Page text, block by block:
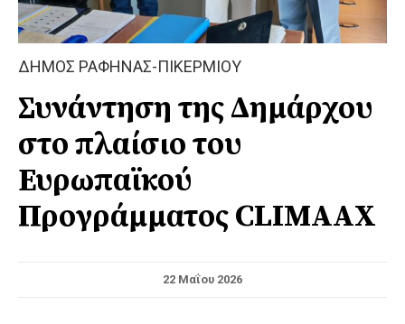
ΔΗΜΟΣ ΡΑΦΗΝΑΣ-ΠΙΚΕΡΜΙΟΥ
Συνάντηση της Δημάρχου
στο πλαίσιο του
Ευρωπαϊκού
Προγράμματος CLIMAAX
22 Μαΐου 2026